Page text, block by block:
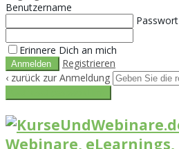
Benutzername
Passwort
Erinnere Dich an mich
Registrieren
‹ zurück zur Anmeldung